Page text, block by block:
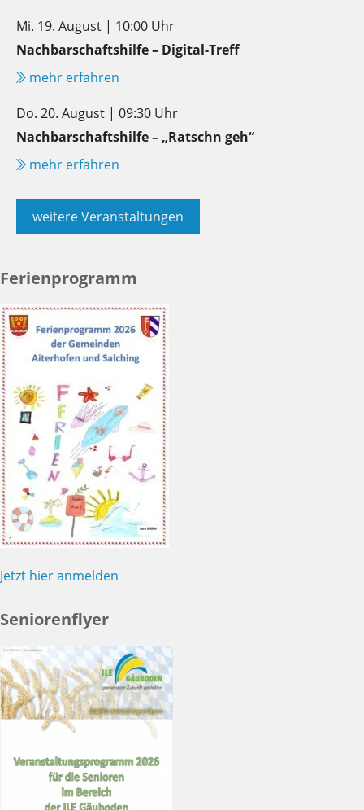
Mi. 19. August | 10:00 Uhr
Nachbarschaftshilfe – Digital-Treff
mehr erfahren
Do. 20. August | 09:30 Uhr
Nachbarschaftshilfe – „Ratschn geh“
mehr erfahren
weitere Veranstaltungen
Ferienprogramm
Jetzt hier anmelden
Seniorenflyer